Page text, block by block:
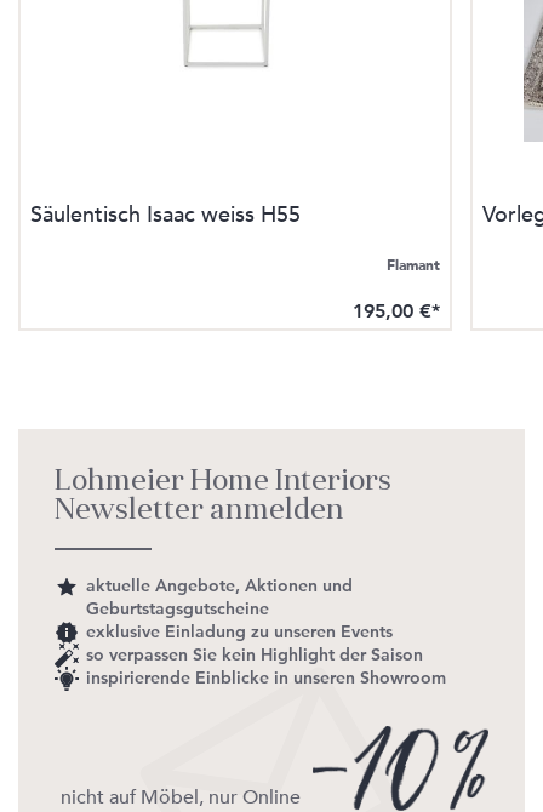
Säulentisch Isaac weiss H55
Flamant
195,00 €*
Lohmeier Home Interiors
Newsletter anmelden
aktuelle Angebote, Aktionen und
Geburtstagsgutscheine
exklusive Einladung zu unseren Events
so verpassen Sie kein Highlight der Saison
inspirierende Einblicke in unseren Showroom
nicht auf Möbel, nur Online